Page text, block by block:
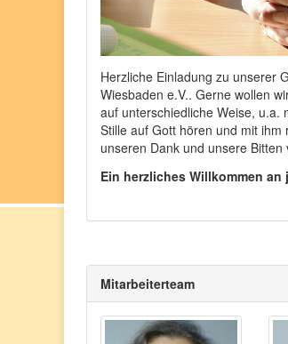
Herzliche Einladung zu unserer
Wiesbaden e.V.. Gerne wollen
auf unterschiedliche Weise, u.a.
Stille auf Gott hören und mit
unseren Dank und unsere Bitten
Ein herzliches Willkommen
Mitarbeiterteam